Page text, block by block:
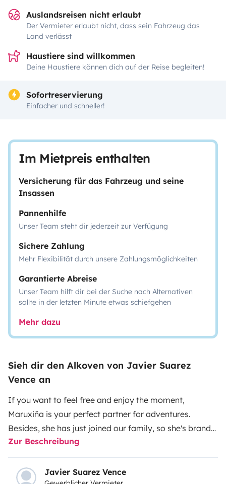
Auslandsreisen nicht erlaubt
Der Vermieter erlaubt nicht, dass sein Fahrzeug das
Land verlässt
Haustiere sind willkommen
Deine Haustiere können dich auf der Reise begleiten!
Sofortreservierung
Einfacher und schneller!
Im Mietpreis enthalten
Versicherung für das Fahrzeug und seine
Insassen
Pannenhilfe
Unser Team steht dir jederzeit zur Verfügung
Sichere Zahlung
Mehr Flexibilität durch unsere Zahlungsmöglichkeiten
Garantierte Abreise
Unser Team hilft dir bei der Suche nach Alternativen
sollte in der letzten Minute etwas schiefgehen
Mehr dazu
Sieh dir den Alkoven von Javier Suarez
Vence an
If you want to feel free and enjoy the moment,
Maruxiña is your perfect partner for adventures.
Besides, she has just joined our family, so she's brand
new.
Zur Beschreibung
Javier Suarez Vence